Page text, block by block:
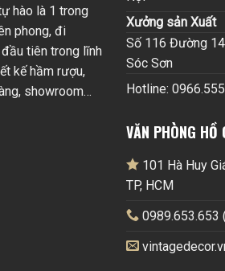
hào là 1 trong
phong, đi
tiên trong lĩnh
kế hầm rượu,
showroom…
Xưởng sản Xuất
Số 116 Đường
Sóc Sơn
Hotline:
VĂN PHÒNG HỒ
101 Hà Huy
TP, HCM
0989.653.653